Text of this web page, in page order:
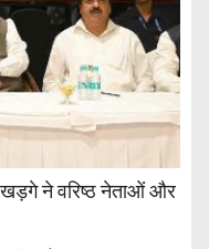
खड़गे ने वरिष्ठ नेताओं और